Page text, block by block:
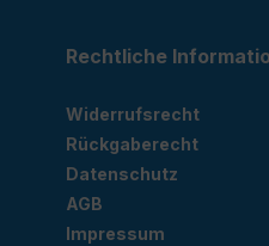
Rechtliche
Widerrufsrecht
Rückgaberecht
Datenschutz
AGB
Impressum